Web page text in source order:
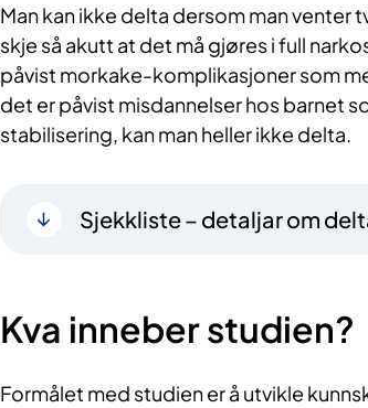
Man kan ikke delta dersom man venter
skje så akutt at det må gjøres i full
påvist morkake-komplikasjoner som
det er påvist misdannelser hos barnet
stabilisering, kan man heller ikke delta.
Sjekkliste – detaljar om
Kva inneber studien?
Formålet med studien er å utvikle